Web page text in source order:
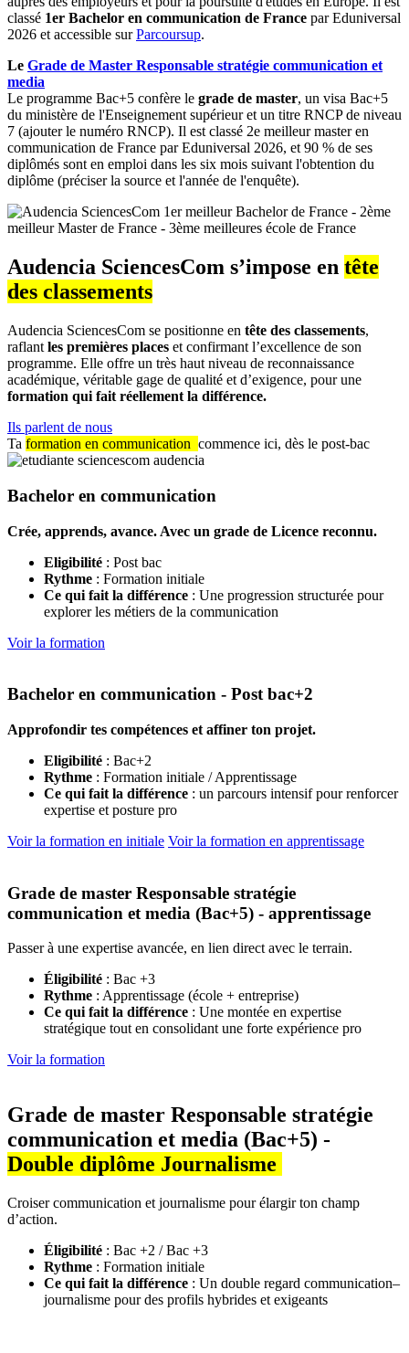
classé 1er Bachelor en communication de France par Eduniversal
2026 et accessible surParcoursup.
Le Grade de Master Responsable stratégie communication et
media
Le programme Bac+5 confère le grade de master, un visa Bac+5
du ministère de l'Enseignement supérieur et un titre RNCP de niveau
7 (ajouter le numéro RNCP). Il est classé 2e meilleur master en
communication de France par Eduniversal 2026, et 90 % de ses
diplômés sont en emploi dans les six mois suivant l'obtention du
diplôme (préciser la source et l'année de l'enquête).
Audencia SciencesCom s’impose en tête
des classements
Audencia SciencesCom se positionne en tête des classements,
raflant les premières places et confirmant l’excellence de son
programme. Elle offre un très haut niveau de reconnaissance
académique, véritable gage de qualité et d’exigence, pour une
formation qui fait réellement la différence.
Ils parlent de nous
Ta formation en communication commence ici, dès le post-bac
Bachelor en communication
Crée, apprends, avance. Avec un grade de Licence reconnu.
Eligibilité : Post bac
Rythme : Formation initiale
Ce qui fait la différence : Une progression structurée pour
explorer les métiers de la communication
Voir la formation
Bachelor en communication - Post bac+2
Approfondir tes compétences et affiner ton projet.
Eligibilité : Bac+2
Rythme : Formation initiale / Apprentissage
Ce qui fait la différence : un parcours intensif pour renforcer
expertise et posture pro
Voir la formation en initiale Voir la formation en apprentissage
Grade de master Responsable stratégie
communication et media (Bac+5) - apprentissage
Passer à une expertise avancée, en lien direct avec le terrain.
Éligibilité : Bac +3
Rythme : Apprentissage (école + entreprise)
Ce qui fait la différence : Une montée en expertise
stratégique tout en consolidant une forte expérience pro
Voir la formation
Grade de master Responsable stratégie
communication et media (Bac+5) -
Double diplôme Journalisme
Croiser communication et journalisme pour élargir ton champ
d’action.
Éligibilité : Bac +2 / Bac +3
Rythme : Formation initiale
Ce qui fait la différence : Un double regard communication–
journalisme pour des profils hybrides et exigeants